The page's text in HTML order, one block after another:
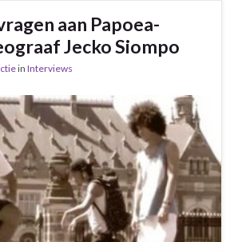
aan Papoea-
Jecko Siompo
in Interviews